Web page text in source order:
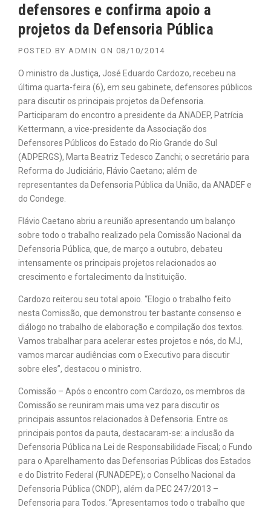
defensores e confirma apoio a
projetos da Defensoria Pública
POSTED BY ADMIN ON 08/10/2014
O ministro da Justiça, José Eduardo Cardozo, recebeu na
última quarta-feira (6), em seu gabinete, defensores públicos
para discutir os principais projetos da Defensoria.
Participaram do encontro a presidente da ANADEP, Patrícia
Kettermann, a vice-presidente da Associação dos
Defensores Públicos do Estado do Rio Grande do Sul
(ADPERGS), Marta Beatriz Tedesco Zanchi; o secretário para
Reforma do Judiciário, Flávio Caetano; além de
representantes da Defensoria Pública da União, da ANADEF e
do Condege.
Flávio Caetano abriu a reunião apresentando um balanço
sobre todo o trabalho realizado pela Comissão Nacional da
Defensoria Pública, que, de março a outubro, debateu
intensamente os principais projetos relacionados ao
crescimento e fortalecimento da Instituição.
Cardozo reiterou seu total apoio. “Elogio o trabalho feito
nesta Comissão, que demonstrou ter bastante consenso e
diálogo no trabalho de elaboração e compilação dos textos.
Vamos trabalhar para acelerar estes projetos e nós, do MJ,
vamos marcar audiências com o Executivo para discutir
sobre eles”, destacou o ministro.
Comissão – Após o encontro com Cardozo, os membros da
Comissão se reuniram mais uma vez para discutir os
principais assuntos relacionados à Defensoria. Entre os
principais pontos da pauta, destacaram-se: a inclusão da
Defensoria Pública na Lei de Responsabilidade Fiscal; o Fundo
para o Aparelhamento das Defensorias Públicas dos Estados
e do Distrito Federal (FUNADEPE); o Conselho Nacional da
Defensoria Pública (CNDP), além da PEC 247/2013 –
Defensoria para Todos. “Apresentamos todo o trabalho que